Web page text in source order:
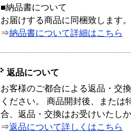
■納品書について
お届けする商品に同梱致します。
⇒納品書について詳細はこちら
返品について
お客様のご都合による返品・交
ください。 商品開封後、または
合、返品・交換はお受けいたし
⇒返品について詳しくはこちら